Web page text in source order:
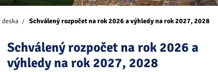
deska Schválený rozpočet na rok 2026 a výhledy na rok 2027, 2028
Schválený rozpočet na rok 2026 a
výhledy na rok 2027, 2028